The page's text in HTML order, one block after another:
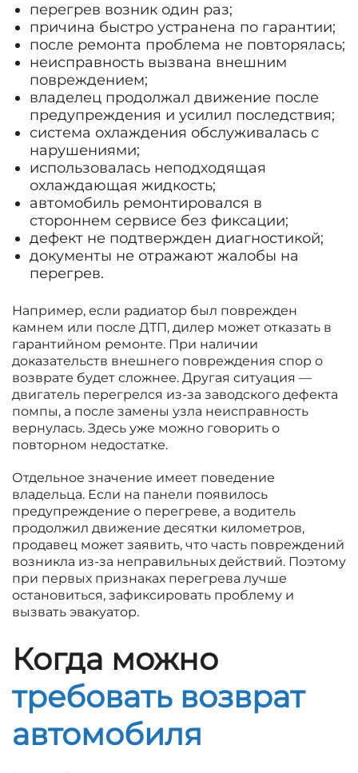
перегрев возник один раз;
причина быстро устранена по гарантии;
после ремонта проблема не повторялась;
неисправность вызвана внешним
повреждением;
владелец продолжал движение после
предупреждения и усилил последствия;
система охлаждения обслуживалась с
нарушениями;
использовалась неподходящая
охлаждающая жидкость;
автомобиль ремонтировался в
стороннем сервисе без фиксации;
дефект не подтвержден диагностикой;
документы не отражают жалобы на
перегрев.
Например, если радиатор был поврежден
камнем или после ДТП, дилер может отказать в
гарантийном ремонте. При наличии
доказательств внешнего повреждения спор о
возврате будет сложнее. Другая ситуация —
двигатель перегрелся из-за заводского дефекта
помпы, а после замены узла неисправность
вернулась. Здесь уже можно говорить о
повторном недостатке.
Отдельное значение имеет поведение
владельца. Если на панели появилось
предупреждение о перегреве, а водитель
продолжил движение десятки километров,
продавец может заявить, что часть повреждений
возникла из-за неправильных действий. Поэтому
при первых признаках перегрева лучше
остановиться, зафиксировать проблему и
вызвать эвакуатор.
Когда можно
требовать возврат
автомобиля